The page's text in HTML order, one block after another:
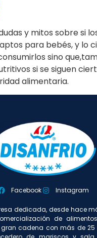
y mitos sobre si
para bebés, y lo
sino
si se siguen
alimentaria.
Facebook Instagram
dedicada, desde hace
de
cadena con más de 25